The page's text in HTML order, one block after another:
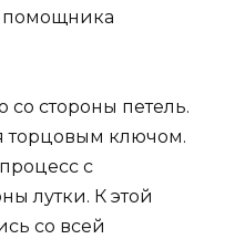
помощника
со стороны петель.
торцовым ключом.
с
лутки. К этой
со всей